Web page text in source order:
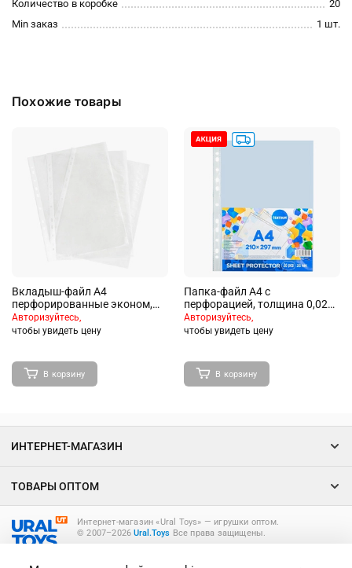
Количество в коробке
20
Min заказ
1 шт.
Похожие товары
Вкладыш-файл А4
перфорированные эконом,
100шт., гладкие, 0,025мм,
Авторизуйтесь,
чтобы увидеть цену
В корзину
Папка-файл А4 с
перфорацией, толщина 0,025
мм.
Авторизуйтесь,
чтобы увидеть цену
В корзину
Интернет-магазин «Ural Toys» ― игрушки оптом.
© 2007–2026Ural.Toys Все права защищены.
ИНТЕРНЕТ-МАГАЗИН
ТОВАРЫ ОПТОМ